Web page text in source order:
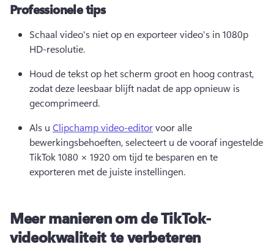
Professionele tips
Schaal video's niet op en exporteer video's in 1080p
HD-resolutie.
Houd de tekst op het scherm groot en hoog contrast,
zodat deze leesbaar blijft nadat de app opnieuw is
gecomprimeerd.
Als u Clipchamp video-editor voor alle
bewerkingsbehoeften, selecteert u de vooraf ingestelde
TikTok 1080 × 1920 om tijd te besparen en te
exporteren met de juiste instellingen.
Meer manieren om de TikTok-
videokwaliteit te verbeteren